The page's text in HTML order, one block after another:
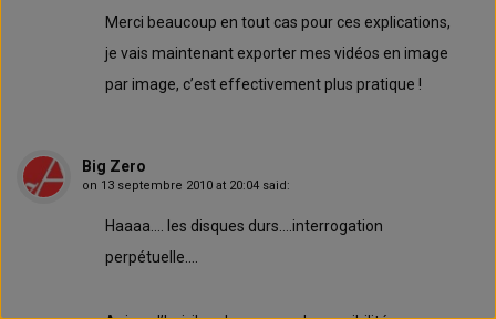
Merci beaucoup en tout cas pour ces explications,
je vais maintenant exporter mes vidéos en image
par image, c’est effectivement plus pratique !
Big Zero
on 13 septembre 2010 at 20:04 said:
Haaaa…. les disques durs….interrogation
perpétuelle….